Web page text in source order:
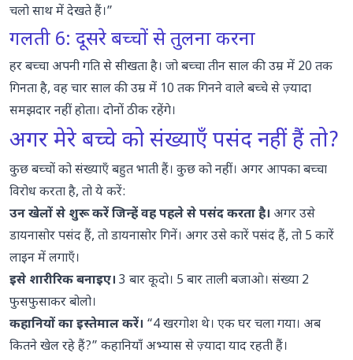
चलो साथ में देखते हैं।”
गलती 6: दूसरे बच्चों से तुलना करना
हर बच्चा अपनी गति से सीखता है। जो बच्चा तीन साल की उम्र में 20 तक
गिनता है, वह चार साल की उम्र में 10 तक गिनने वाले बच्चे से ज़्यादा
समझदार नहीं होता। दोनों ठीक रहेंगे।
अगर मेरे बच्चे को संख्याएँ पसंद नहीं हैं तो?
कुछ बच्चों को संख्याएँ बहुत भाती हैं। कुछ को नहीं। अगर आपका बच्चा
विरोध करता है, तो ये करें:
उन खेलों से शुरू करें जिन्हें वह पहले से पसंद करता है। अगर उसे
डायनासोर पसंद हैं, तो डायनासोर गिनें। अगर उसे कारें पसंद हैं, तो 5 कारें
लाइन में लगाएँ।
इसे शारीरिक बनाइए। 3 बार कूदो। 5 बार ताली बजाओ। संख्या 2
फुसफुसाकर बोलो।
कहानियों का इस्तेमाल करें। “4 खरगोश थे। एक घर चला गया। अब
कितने खेल रहे हैं?” कहानियाँ अभ्यास से ज़्यादा याद रहती हैं।